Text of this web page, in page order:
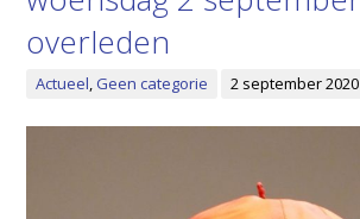
overleden
Actueel, Geen categorie 2 september 2020